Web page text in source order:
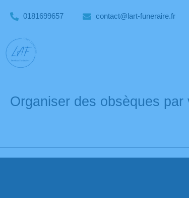
0181699657 contact@lart-funeraire.fr
Organiser des obsèques par